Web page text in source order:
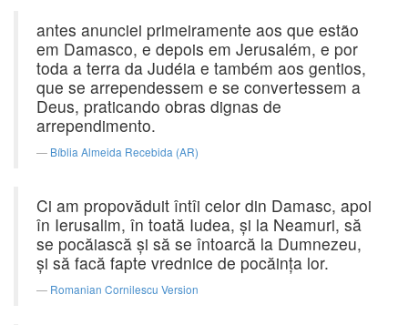
antes anunciei primeiramente aos que estão
em Damasco, e depois em Jerusalém, e por
toda a terra da Judéia e também aos gentios,
que se arrependessem e se convertessem a
Deus, praticando obras dignas de
arrependimento.
Bíblia Almeida Recebida (AR)
Ci am propovăduit întîi celor din Damasc, apoi
în Ierusalim, în toată Iudea, şi la Neamuri, să
se pocăiască şi să se întoarcă la Dumnezeu,
şi să facă fapte vrednice de pocăinţa lor.
Romanian Cornilescu Version